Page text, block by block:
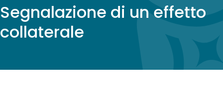
Segnalazione di un effetto
collaterale